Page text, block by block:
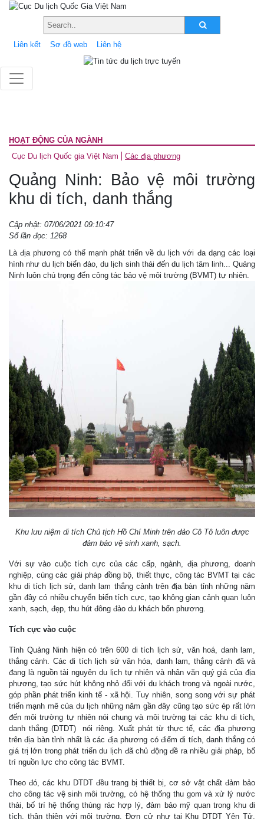
Liên kết Sơ đồ web Liên hệ
HOẠT ĐỘNG CỦA NGÀNH
Cục Du lịch Quốc gia Việt Nam
Các địa phương
Quảng Ninh: Bảo vệ môi trường
khu di tích, danh thắng
Cập nhật: 07/06/2021 09:10:47
Số lần đọc: 1268
Là địa phương có thế mạnh phát triển về du lịch với đa dạng các loại
hình như du lịch biển đảo, du lịch sinh thái đến du lịch tâm linh... Quảng
Ninh luôn chú trọng đến công tác bảo vệ môi trường (BVMT) tự nhiên.
Khu lưu niệm di tích Chủ tịch Hồ Chí Minh trên đảo Cô Tô luôn được
đảm bảo vệ sinh xanh, sạch.
Với sự vào cuộc tích cực của các cấp, ngành, địa phương, doanh
nghiệp, cùng các giải pháp đồng bộ, thiết thực, công tác BVMT tại các
khu di tích lịch sử, danh lam thắng cảnh trên địa bàn tỉnh những năm
gần đây có nhiều chuyển biến tích cực, tạo không gian cảnh quan luôn
xanh, sạch, đẹp, thu hút đông đảo du khách bốn phương.
Tích cực vào cuộc
Tỉnh Quảng Ninh hiện có trên 600 di tích lịch sử, văn hoá, danh lam,
thắng cảnh. Các di tích lịch sử văn hóa, danh lam, thắng cảnh đã và
đang là nguồn tài nguyên du lịch tự nhiên và nhân văn quý giá của địa
phương, tạo sức hút không nhỏ đối với du khách trong và ngoài nước,
góp phần phát triển kinh tế - xã hội. Tuy nhiên, song song với sự phát
triển mạnh mẽ của du lịch những năm gần đây cũng tạo sức ép rất lớn
đến môi trường tự nhiên nói chung và môi trường tại các khu di tích,
danh thắng (DTDT) nói riêng. Xuất phát từ thực tế, các địa phương
trên địa bàn tỉnh nhất là các địa phương có điểm di tích, danh thắng có
giá trị lớn trong phát triển du lịch đã chủ động đề ra nhiều giải pháp, bố
trí nguồn lực cho công tác BVMT.
Theo đó, các khu DTDT đều trang bị thiết bị, cơ sở vật chất đảm bảo
cho công tác vệ sinh môi trường, có hệ thống thu gom và xử lý nước
thải, bố trí hệ thống thùng rác hợp lý, đảm bảo mỹ quan trong khu di
tích, thân thiện với môi trường. Đơn cử như tại Khu DTDT Yên Tử,